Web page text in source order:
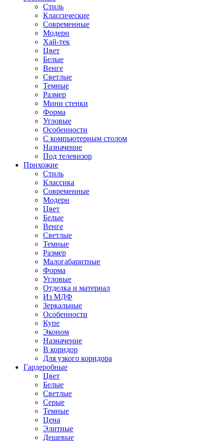
Стиль
Классические
Современные
Модерн
Хай-тек
Цвет
Белые
Венге
Светлые
Темные
Размер
Мини стенки
Форма
Угловые
Особенности
С компьютерным столом
Назначение
Под телевизор
Прихожие
Стиль
Классика
Современные
Модерн
Цвет
Белые
Венге
Светлые
Темные
Размер
Малогабаритные
Форма
Угловые
Отделка и материал
Из МДФ
Зеркальные
Особенности
Купе
Эконом
Назначение
В коридор
Для узкого коридора
Гардеробные
Цвет
Белые
Светлые
Серые
Темные
Цена
Элитные
Дешевые